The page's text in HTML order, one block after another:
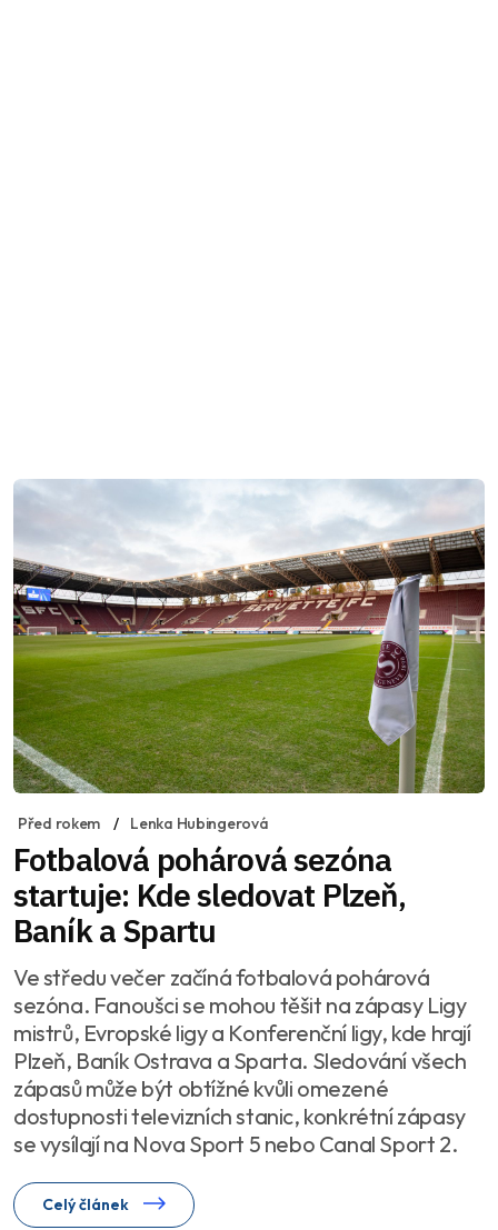
Před rokem Lenka Hubingerová
Fotbalová pohárová sezóna
startuje: Kde sledovat Plzeň,
Baník a Spartu
Ve středu večer začíná fotbalová pohárová
sezóna. Fanoušci se mohou těšit na zápasy Ligy
mistrů, Evropské ligy a Konferenční ligy, kde hrají
Plzeň, Baník Ostrava a Sparta. Sledování všech
zápasů může být obtížné kvůli omezené
dostupnosti televizních stanic, konkrétní zápasy
se vysílají na Nova Sport 5 nebo Canal Sport 2.
Celý článek